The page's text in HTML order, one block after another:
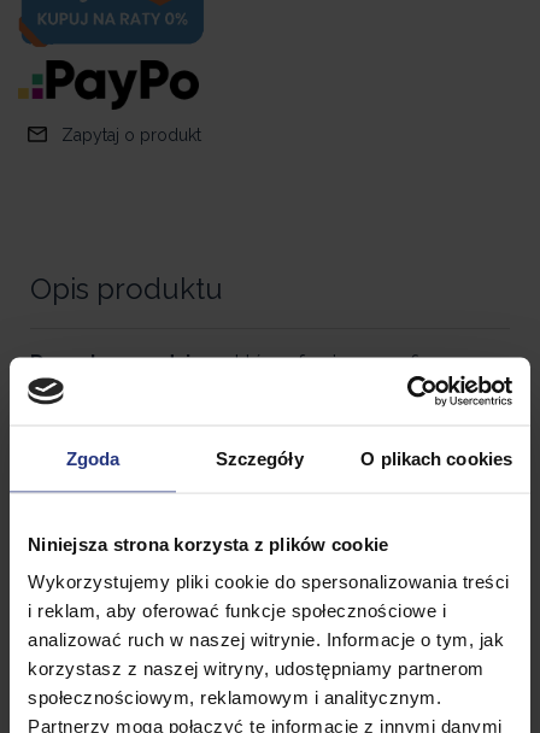
Zgoda Szczegóły O plikach cookies
Niniejsza strona korzysta z plików cookie
Wykorzystujemy pliki cookie do spersonalizowania treści
i reklam, aby oferować funkcje społecznościowe i
analizować ruch w naszej witrynie. Informacje o tym, jak
korzystasz z naszej witryny, udostępniamy partnerom
społecznościowym, reklamowym i analitycznym.
Partnerzy mogą połączyć te informacje z innymi danymi
Zapytaj o produkt
Opis produktu
Domek narzędziowyktóry oferuje nasza firma
Eurohit to niezbędnik w twoim ogrodzie.
przechowywanie dużej liczby przyborów
ogrodowych dzięki czemu nie będziesz się więcej
przesuwnych drzwi zamontowanych na
prowadnicach. Szopa na narzędzia ma podstawę ze
stali ocynkowanej. Jest odporna na warunki
atmosferyczne, wodoodporna, a powierzchnia
pokryta folią ochronną.